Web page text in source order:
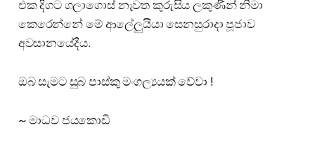
එක දිගට ගලාගොස් නැවත කුරුසිය ලකුණින් නිමා
කෙරෙන්නේ මේ ආලේලුයියා සෙනසුරාදා පූජාව
අවසානයේදීය.
ඔබ සැමට සුබ පාස්කු මංගල්‍යයක් වේවා !
~ මාධව ජයකොඩි